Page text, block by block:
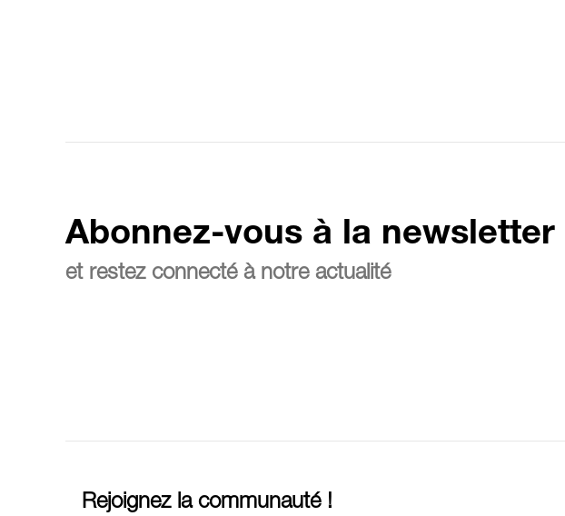
Abonnez-vous à la newsletter
et restez connecté à notre actualité
Rejoignez la communauté !